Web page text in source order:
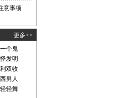
意事项
更多>>
个鬼
发明
双收
男人
轻舞